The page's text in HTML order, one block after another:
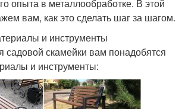
опыта в металлообработке. В этой
вам, как это сделать шаг за шагом.
и инструменты
садовой скамейки вам понадобятся
и инструменты: